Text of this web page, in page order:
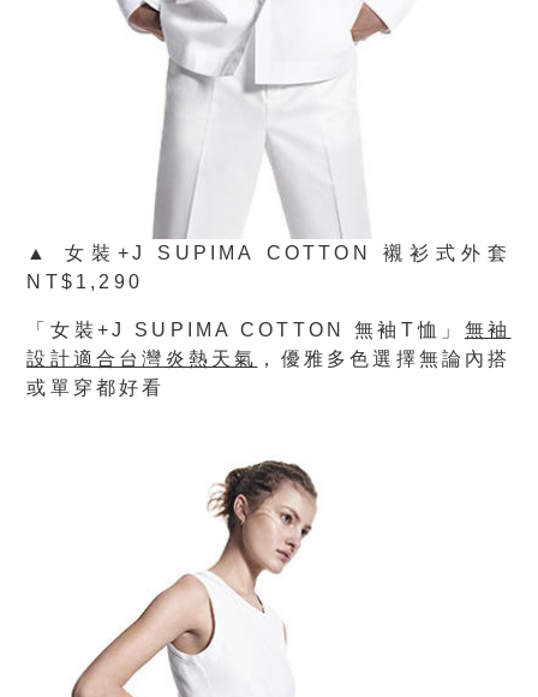
▲ 女裝+J SUPIMA COTTON 襯衫式外套
NT$1,290
「女裝+J SUPIMA COTTON 無袖T恤」 無袖
設計適合台灣炎熱天氣 ，優雅多色選擇無論內搭
或單穿都好看